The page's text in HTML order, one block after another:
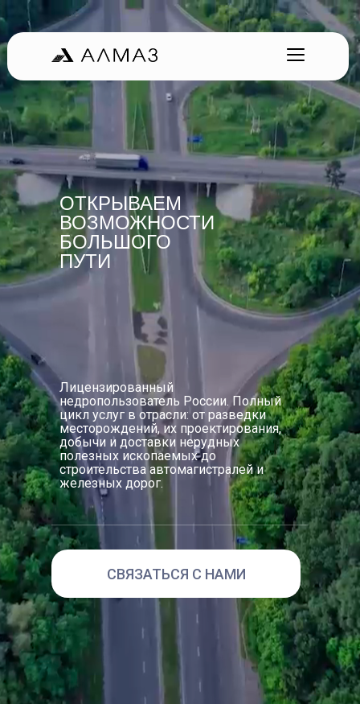
ОТКРЫВАЕМ
ВОЗМОЖНОСТИ
БОЛЬШОГО
ПУТИ
Лицензированный
недропользователь России. Полный
цикл услуг в отрасли: от разведки
месторождений, их проектирования,
добычи и доставки нерудных
полезных ископаемых до
строительства автомагистралей и
железных дорог.
СВЯЗАТЬСЯ С НАМИ